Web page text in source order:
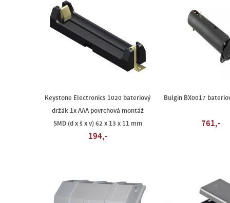
Keystone Electronics 1020 bateriový
držák 1x AAA povrchová montáž
SMD (d x š x v) 62 x 13 x 11 mm
194,-
Bulgin BX0017
761,-